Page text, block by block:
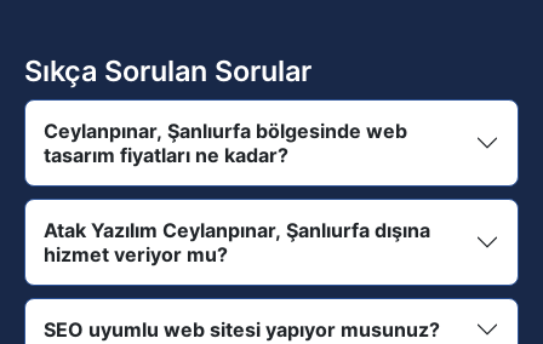
Sıkça Sorulan Sorular
Ceylanpınar, Şanlıurfa bölgesinde web
tasarım fiyatları ne kadar?
Atak Yazılım Ceylanpınar, Şanlıurfa dışına
hizmet veriyor mu?
SEO uyumlu web sitesi yapıyor musunuz?